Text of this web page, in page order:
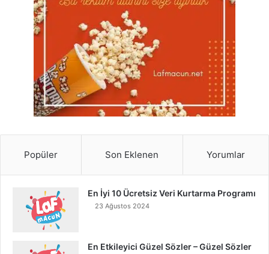
Popüler Son Eklenen Yorumlar
En İyi 10 Ücretsiz Veri Kurtarma Programı
23 Ağustos 2024
En Etkileyici Güzel Sözler – Güzel Sözler